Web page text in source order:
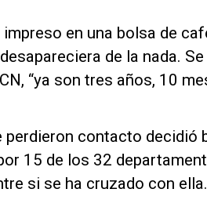
en una bolsa de
de la nada.
“ya son tres años, 10
perdieron contacto decidió
15 de los 32
si se ha cruzado con ella.